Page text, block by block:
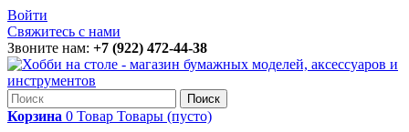
Войти
Свяжитесь с нами
Звоните нам: +7 (922) 472-44-38
Поиск
Корзина 0 Товар Товары (пусто)